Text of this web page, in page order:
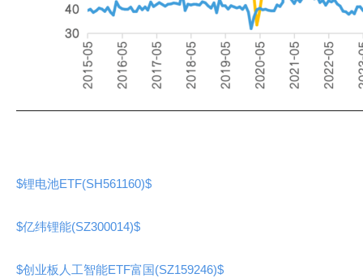
$锂电池ETF(SH561160)$
$亿纬锂能(SZ300014)$
$创业板人工智能ETF富国(SZ159246)$